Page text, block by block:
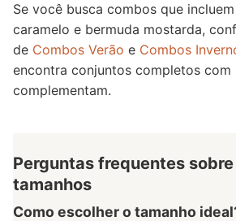
Se você busca combos que
caramelo e bermuda mostarda,
de Combos Verão e Combos
encontra conjuntos completos com
complementam.
Perguntas frequentes
tamanhos
Como escolher o tamanho